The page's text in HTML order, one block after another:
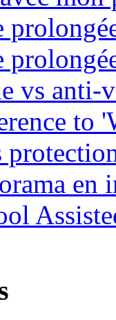
vs anti-
to
en